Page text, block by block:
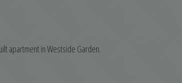
apartment in Westside Garden.